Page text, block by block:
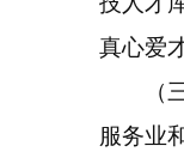
真心爱
（三
服务业